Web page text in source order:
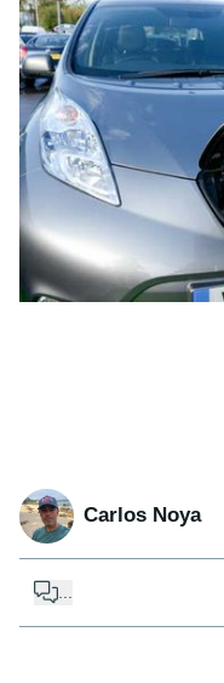
Carlos Noya